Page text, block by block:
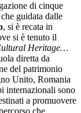
di cinque
che guidata dalle
, si è recata in
si è tenuto il
Heritage…
diretta da
del patrimonio
Unito, Romania
internazionali sono
a promuovere